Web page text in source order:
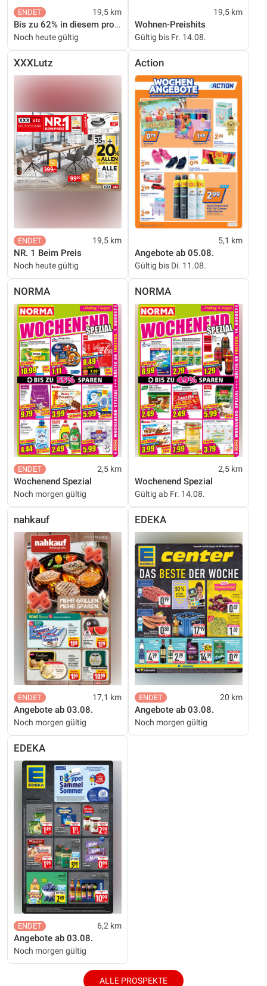
19,5 km
Bis zu 62% in diesem prospekt
Noch heute gültig
19,5 km
Wohnen-Preishits
Gültig bis Fr. 14.08.
XXXLutz
19,5 km
NR. 1 Beim Preis
Noch heute gültig
Action
5,1 km
Angebote ab 05.08.
Gültig bis Di. 11.08.
NORMA
2,5 km
Wochenend Spezial
Noch morgen gültig
NORMA
2,5 km
Wochenend Spezial
Gültig ab Fr. 14.08.
nahkauf
17,1 km
Angebote ab 03.08.
Noch morgen gültig
EDEKA
20 km
Angebote ab 03.08.
Noch morgen gültig
EDEKA
6,2 km
Angebote ab 03.08.
Noch morgen gültig
ALLE PROSPEKTE